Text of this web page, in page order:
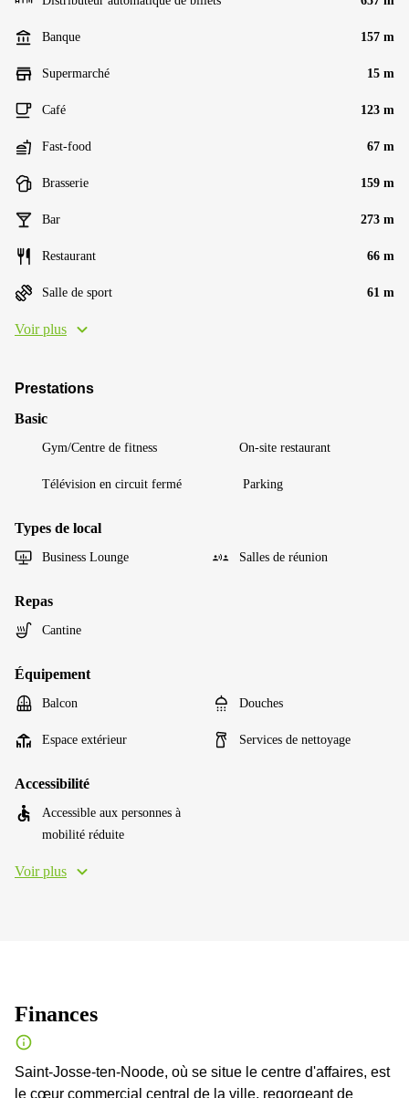
Banque 157 m
Supermarché 15 m
Café 123 m
Fast-food 67 m
Brasserie 159 m
Bar 273 m
Restaurant 66 m
Salle de sport 61 m
Voir plus
Prestations
Basic
Gym/Centre de fitness On-site restaurant
Télévision en circuit fermé Parking
Types de local
Business Lounge Salles de réunion
Repas
Cantine
Équipement
Balcon Douches
Espace extérieur Services de nettoyage
Accessibilité
Accessible aux personnes à
mobilité réduite
Voir plus
Finances
Saint-Josse-ten-Noode, où se situe le centre d'affaires, est
le cœur commercial central de la ville, regorgeant de